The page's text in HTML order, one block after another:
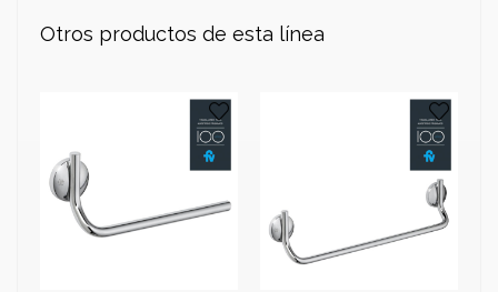
Otros productos de esta línea